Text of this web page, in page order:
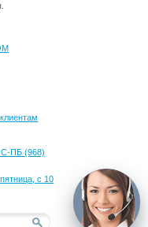
С-ПБ (968)
с 10